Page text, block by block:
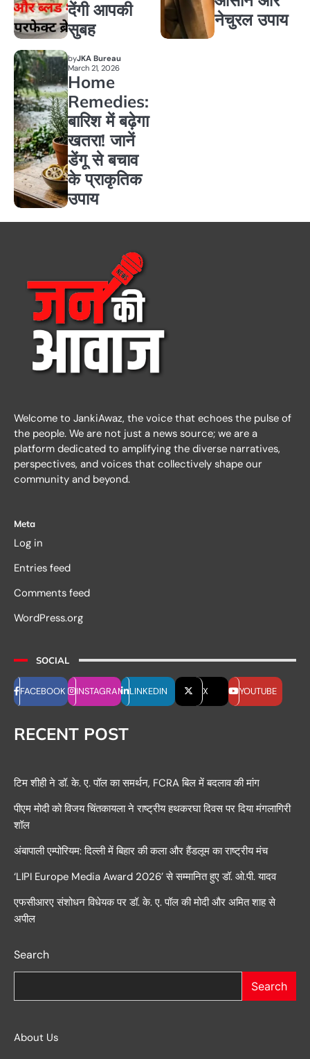
देंगी आपकी
सुबह
नेचुरल उपाय
byJKA Bureau
March 21, 2026
Home
Remedies:
बारिश में बढ़ेगा
खतरा! जानें
डेंगू से बचाव
के प्राकृतिक
उपाय
Welcome to JankiAwaz, the voice that echoes the pulse of
the people. We are not just a news source; we are a
platform dedicated to amplifying the diverse narratives,
perspectives, and voices that collectively shape our
community and beyond.
Meta
Log in
Entries feed
Comments feed
WordPress.org
SOCIAL
FACEBOOK INSTAGRAM LINKEDIN X YOUTUBE
RECENT POST
टिम शीही ने डॉ. के. ए. पॉल का समर्थन, FCRA बिल में बदलाव की मांग
पीएम मोदी को विजय चिंतकायला ने राष्ट्रीय हथकरघा दिवस पर दिया मंगलागिरी
शॉल
अंबापाली एम्पोरियम: दिल्ली में बिहार की कला और हैंडलूम का राष्ट्रीय मंच
‘LIPI Europe Media Award 2026’ से सम्मानित हुए डॉ. ओ.पी. यादव
एफसीआरए संशोधन विधेयक पर डॉ. के. ए. पॉल की मोदी और अमित शाह से
अपील
Search
Search
About Us